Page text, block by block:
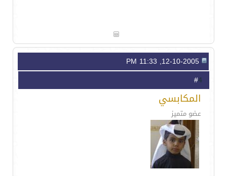
4
المكابسي
عضو متميز